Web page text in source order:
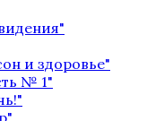
и здоровье"
№ 1"